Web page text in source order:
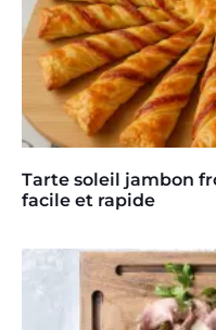
Tarte soleil jambon
facile et rapide